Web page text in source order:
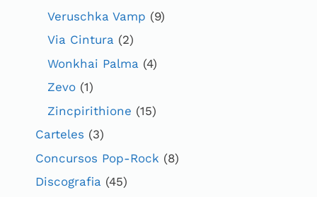
Veruschka Vamp (9)
Via Cintura (2)
Wonkhai Palma (4)
Zevo (1)
Zincpirithione (15)
Carteles (3)
Concursos Pop-Rock (8)
Discografia (45)